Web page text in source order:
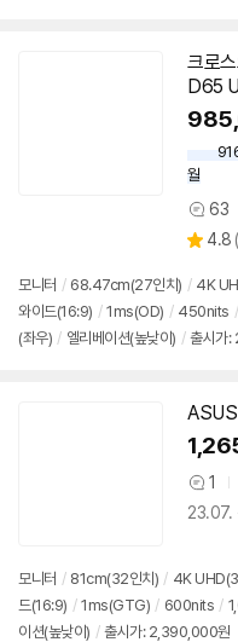
크로
D65
월
상
품
견
63
별
점
4.8 (
모니터 / 68.47cm(27인치) / 4K
와이드(16:9) / 1ms(OD) / 450nits /
(좌우) / 엘리베이션(높낮이) / 출시가
상
품
1
23.07.
모니터 / 81cm(32인치) / 4K
드(16:9) / 1ms(GTG) / 600nits /
이션(높낮이) / 출시가: 2,390,000원